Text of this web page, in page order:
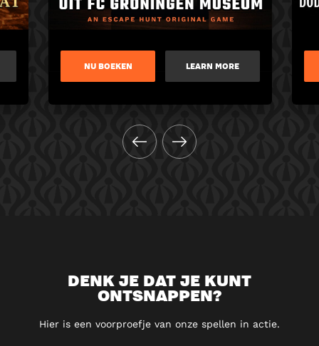
NU BOEKEN LEARN MORE
DENK JE DAT JE KUNT
ONTSNAPPEN?
Hier is een voorproefje van onze spellen in actie.